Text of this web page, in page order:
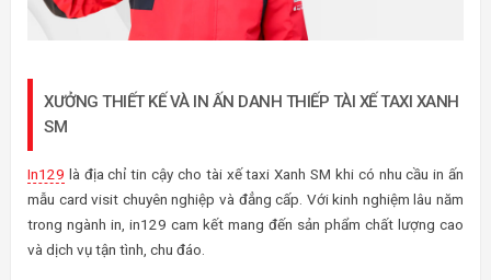
XƯỞNG THIẾT KẾ VÀ IN ẤN DANH THIẾP TÀI XẾ TAXI XANH
SM
In129 là địa chỉ tin cậy cho tài xế taxi Xanh SM khi có nhu cầu in ấn
mẫu card visit chuyên nghiệp và đẳng cấp. Với kinh nghiệm lâu năm
trong ngành in, in129 cam kết mang đến sản phẩm chất lượng cao
và dịch vụ tận tình, chu đáo.